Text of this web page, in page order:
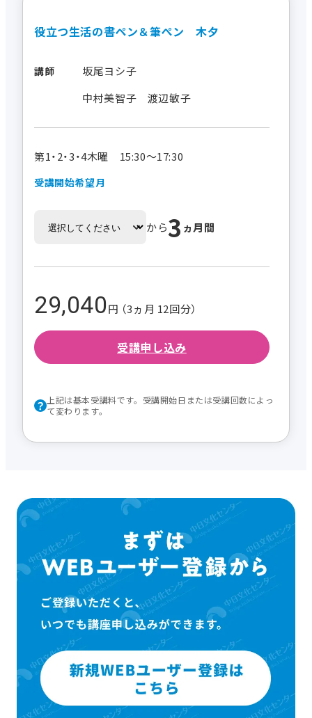
役立つ生活の書ペン＆筆ぺン 木夕
講師
坂尾ヨシ子
中村美智子 渡辺敏子
第1・2・3・4木曜 15:30～17:30
受講開始希望月
から3 ヵ月間
29,040円 （3ヵ月 12回分）
受講申し込み
上記は基本受講料です。受講開始日または受講回数によっ
て変わります。